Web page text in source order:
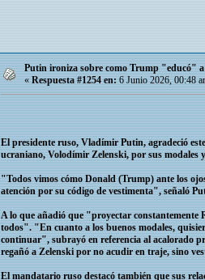
Putin ironiza sobre como Trump "educó" a
«Respuesta #1254 en:6 Junio 2026, 00:48
El presidente ruso, Vladímir Putin, agradeció
ucraniano, Volodímir Zelenski, por sus modales
"Todos vimos cómo Donald (Trump) ante los
atención por su código de vestimenta", señaló
A lo que añadió que "proyectar constantemente
todos". "En cuanto a los buenos modales,
continuar", subrayó en referencia al acalorado
regañó a Zelenski por no acudir en traje, sino
El mandatario ruso destacó también que sus